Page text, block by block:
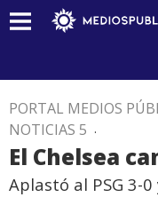
PORTAL MEDIOS
NOTICIAS 5 .
El Chelsea
Aplastó al PSG 3-